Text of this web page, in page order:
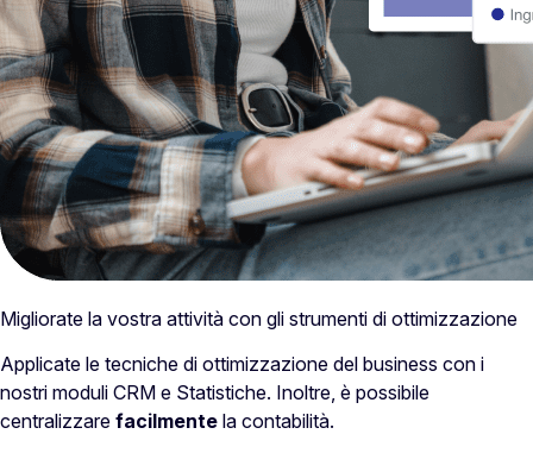
Migliorate la vostra attività con gli strumenti di ottimizzazione
Applicate le tecniche di ottimizzazione del business con i
nostri moduli CRM e Statistiche. Inoltre, è possibile
centralizzare facilmente la contabilità.